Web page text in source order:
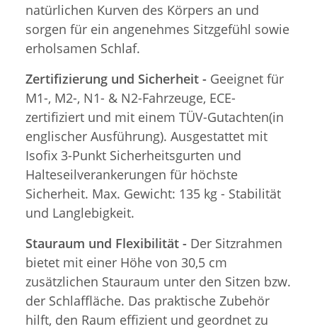
natürlichen Kurven des Körpers an und
sorgen für ein angenehmes Sitzgefühl sowie
erholsamen Schlaf.
Zertifizierung und Sicherheit - Geeignet für
M1-, M2-, N1- & N2-Fahrzeuge, ECE-
zertifiziert und mit einem TÜV-Gutachten(in
englischer Ausführung). Ausgestattet mit
Isofix 3-Punkt Sicherheitsgurten und
Halteseilverankerungen für höchste
Sicherheit. Max. Gewicht: 135 kg - Stabilität
und Langlebigkeit.
Stauraum und Flexibilität - Der Sitzrahmen
bietet mit einer Höhe von 30,5 cm
zusätzlichen Stauraum unter den Sitzen bzw.
der Schlaffläche. Das praktische Zubehör
hilft, den Raum effizient und geordnet zu